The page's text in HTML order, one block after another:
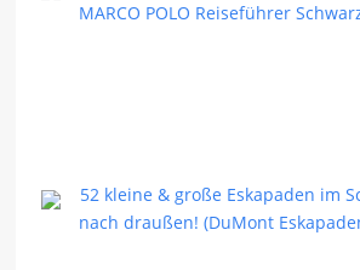
MARCO POLO Reiseführer
52 kleine & große Eskapaden im
nach draußen! (DuMont